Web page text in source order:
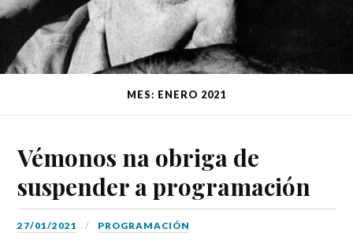
MES: ENERO 2021
Vémonos na obriga de
suspender a programación
27/01/2021 PROGRAMACIÓN